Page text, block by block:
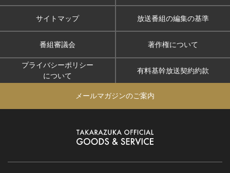
サイトマップ 放送番組の編集の基準
番組審議会 著作権について
プライバシーポリシー
について
有料基幹放送契約約款
メールマガジンのご案内